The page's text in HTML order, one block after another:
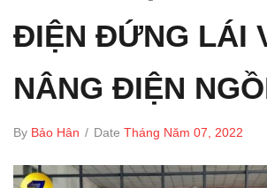
ĐIỆN ĐỨNG LÁI
NÂNG ĐIỆN
By Bảo Hân / Date Tháng Năm 07, 2022